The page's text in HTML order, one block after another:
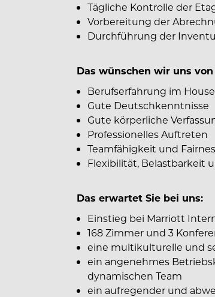
Tägliche Kontrolle der
Vorbereitung der
Durchführung der
Das wünschen wir uns
Berufserfahrung im
Gute Deutschkenntnisse
Gute körperliche
Professionelles Auftreten
Teamfähigkeit und
Flexibilität, Belastbarkeit
Das erwartet Sie bei uns:
Einstieg bei Marriott
168 Zimmer und 3
eine multikulturelle und
ein angenehmes
dynamischen Team
ein aufregender und